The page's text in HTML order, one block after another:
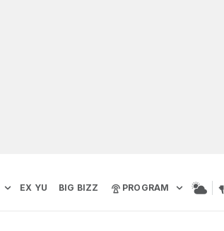
EX YU BIG BIZZ PROGRAM